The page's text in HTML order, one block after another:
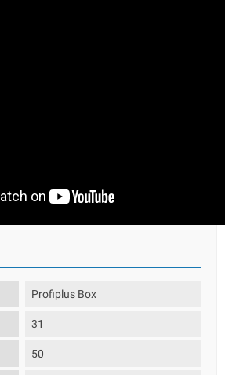
Profiplus Box
31
50